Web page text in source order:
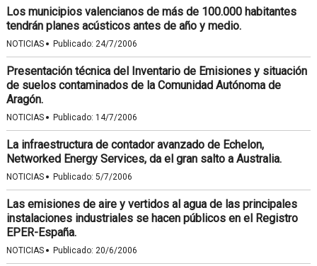
Los municipios valencianos de más de 100.000 habitantes
tendrán planes acústicos antes de año y medio.
NOTICIAS · Publicado: 24/7/2006
Presentación técnica del Inventario de Emisiones y situación
de suelos contaminados de la Comunidad Autónoma de
Aragón.
NOTICIAS · Publicado: 14/7/2006
La infraestructura de contador avanzado de Echelon,
Networked Energy Services, da el gran salto a Australia.
NOTICIAS · Publicado: 5/7/2006
Las emisiones de aire y vertidos al agua de las principales
instalaciones industriales se hacen públicos en el Registro
EPER-España.
NOTICIAS · Publicado: 20/6/2006